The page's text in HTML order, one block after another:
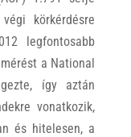
körkérdésre
legfontosabb
a National
így aztán
vonatkozik,
és hitelesen, a